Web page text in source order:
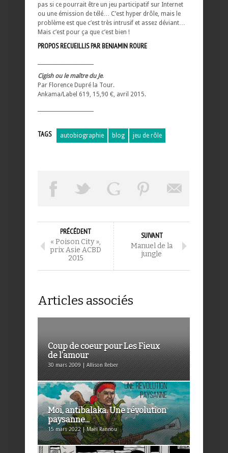
pas si ce pourrait être un jeu participatif sur Internet
ou une émission de télé… C’est hyper drôle, mais le
problème est que c’est très intrusif et assez déviant…
Mais c’est pour ça que c’est bien !
PROPOS RECUEILLIS PAR BENJAMIN ROURE
Cigish ou le maître du Je.
Par Florence Dupré la Tour.
Ankama/Label 619, 15,90 €, avril 2015.
TAGS autobiographie blog jeu de rôle
PRÉCÉDENT
« Poison City »,
prix Asie ACBD
2015
SUIVANT
Manuel de la
jungle
Articles associés
Coup de coeur pour Les Fieux
de l’amour
30 mars 2009 | Allison Reber
Moi, antibalaka. Une révolution
paysanne...
15 mars 2022 | Maël Rannou